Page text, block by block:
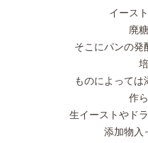
イース
廃
そこにパンの発
ものによっては
作
生イーストやド
添加物入